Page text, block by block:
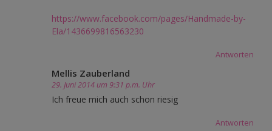
https://www.facebook.com/pages/Handmade-by-
Ela/1436699816563230
Antworten
Mellis Zauberland
29. Juni 2014 um 9:31 p.m. Uhr
Ich freue mich auch schon riesig
Antworten